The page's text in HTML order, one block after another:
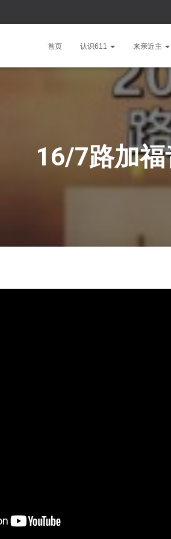
首页 认识611 来亲近主
16/7路加